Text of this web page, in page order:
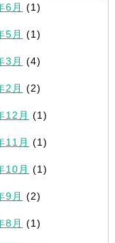
6月 (1)
5月 (1)
3月 (4)
2月 (2)
12月 (1)
11月 (1)
10月 (1)
9月 (2)
8月 (1)